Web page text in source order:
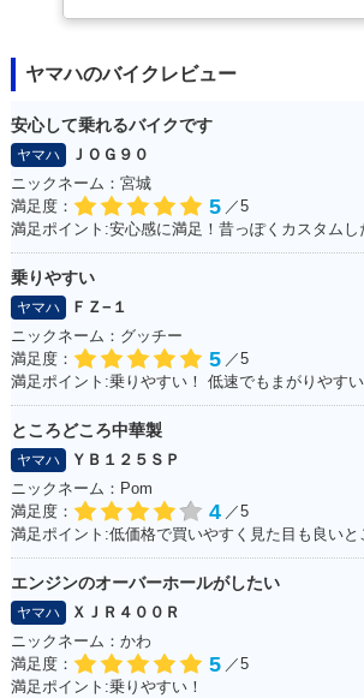
ヤマハのバイクレビュー
安心して乗れるバイクです
ヤマハ
ＪＯＧ９０
ニックネーム：宮城
満足度：
5 ／5
乗りやすい
ヤマハ
ＦＺ−１
ニックネーム：グッチー
満足度：
5 ／5
満足ポイント:乗りやすい！ 低速でもまがりやすい
ところどころ中華製
ヤマハ
ＹＢ１２５ＳＰ
ニックネーム：Pom
満足度：
4 ／5
エンジンのオーバーホールがしたい
ヤマハ
ＸＪＲ４００Ｒ
ニックネーム：かわ
満足度：
5 ／5
満足ポイント:乗りやすい！